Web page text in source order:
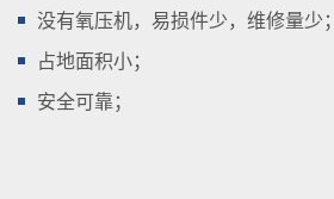
没有氧压机，易损件少，维修量少；
占地面积小；
安全可靠；